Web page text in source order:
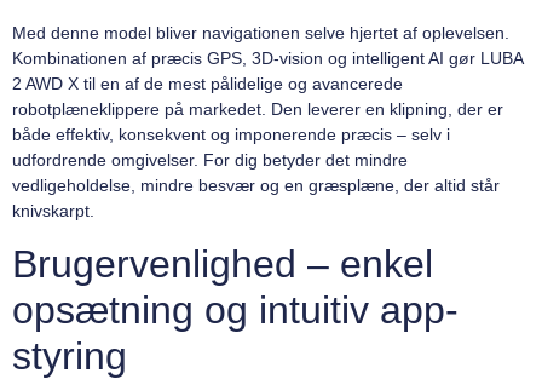
Med denne model bliver navigationen selve hjertet af oplevelsen.
Kombinationen af præcis GPS, 3D-vision og intelligent AI gør LUBA
2 AWD X til en af de mest pålidelige og avancerede
robotplæneklippere på markedet. Den leverer en klipning, der er
både effektiv, konsekvent og imponerende præcis – selv i
udfordrende omgivelser. For dig betyder det mindre
vedligeholdelse, mindre besvær og en græsplæne, der altid står
knivskarpt.
Brugervenlighed – enkel
opsætning og intuitiv app-
styring